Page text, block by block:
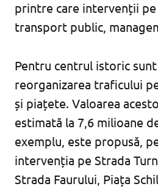
printre care intervenții
transport public,
Pentru centrul istoric
reorganizarea traficului
și piațete. Valoarea
estimată la 7,6 milioane
exemplu, este propusă,
intervenția pe Strada
Strada Faurului, Piața